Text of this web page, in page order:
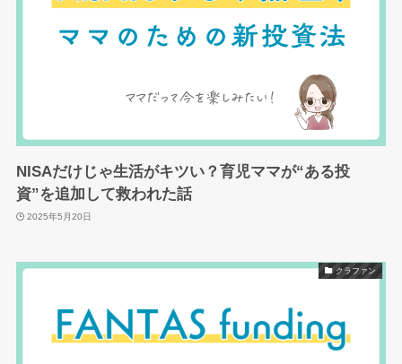
NISAだけじゃ生活がキツい？育児ママが“ある投
資”を追加して救われた話
2025年5月20日
クラファン